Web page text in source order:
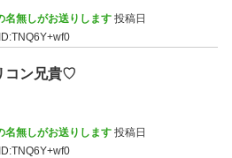
名無しがお送りします 投稿日
ID:TNQ6Y+wf0
コン兄貴♡
名無しがお送りします 投稿日
ID:TNQ6Y+wf0